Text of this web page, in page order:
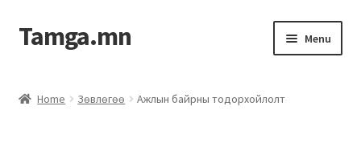
Tamga.mn Menu
Home Зөвлөгөө Ажлын байрны тодорхойлолт